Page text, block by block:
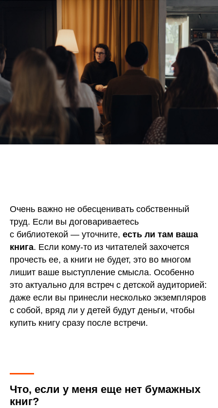
Очень важно не обесценивать собственный
труд. Если вы договариваетесь
с библиотекой — уточните, есть ли там ваша
книга. Если кому-то из читателей захочется
прочесть ее, а книги не будет, это во многом
лишит ваше выступление смысла. Особенно
это актуально для встреч с детской аудиторией:
даже если вы принесли несколько экземпляров
с собой, вряд ли у детей будут деньги, чтобы
купить книгу сразу после встречи.
Что, если у меня еще нет бумажных
книг?